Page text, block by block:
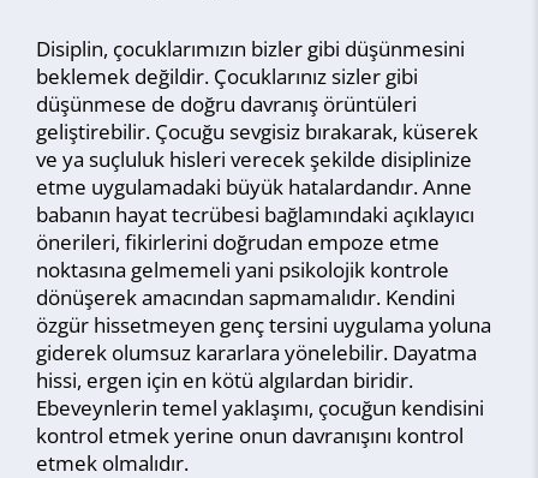
Disiplin, çocuklarımızın bizler gibi düşünmesini
beklemek değildir. Çocuklarınız sizler gibi
düşünmese de doğru davranış örüntüleri
geliştirebilir. Çocuğu sevgisiz bırakarak, küserek
ve ya suçluluk hisleri verecek şekilde disiplinize
etme uygulamadaki büyük hatalardandır. Anne
babanın hayat tecrübesi bağlamındaki açıklayıcı
önerileri, fikirlerini doğrudan empoze etme
noktasına gelmemeli yani psikolojik kontrole
dönüşerek amacından sapmamalıdır. Kendini
özgür hissetmeyen genç tersini uygulama yoluna
giderek olumsuz kararlara yönelebilir. Dayatma
hissi, ergen için en kötü algılardan biridir.
Ebeveynlerin temel yaklaşımı, çocuğun kendisini
kontrol etmek yerine onun davranışını kontrol
etmek olmalıdır.